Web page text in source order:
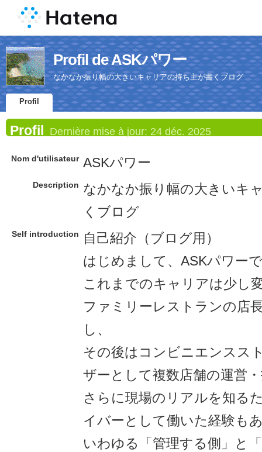
Profil de ASKパワー
なかなか振り幅の大きいキャリアの持ち主が書くブログ
Profil
Profil Dernière mise à jour: 24 déc. 2025
Nom d'utilisateur ASKパワー
Description なかなか振り幅の大きいキ
くブログ
Self introduction
自己紹介（ブログ用）
はじめまして、ASKパワー
これまでのキャリアは少し
ファミリーレストランの店
し、
その後はコンビニエンスス
ザーとして複数店舗の運営
さらに現場のリアルを知る
イバーとして働いた経験も
いわゆる「管理する側」と